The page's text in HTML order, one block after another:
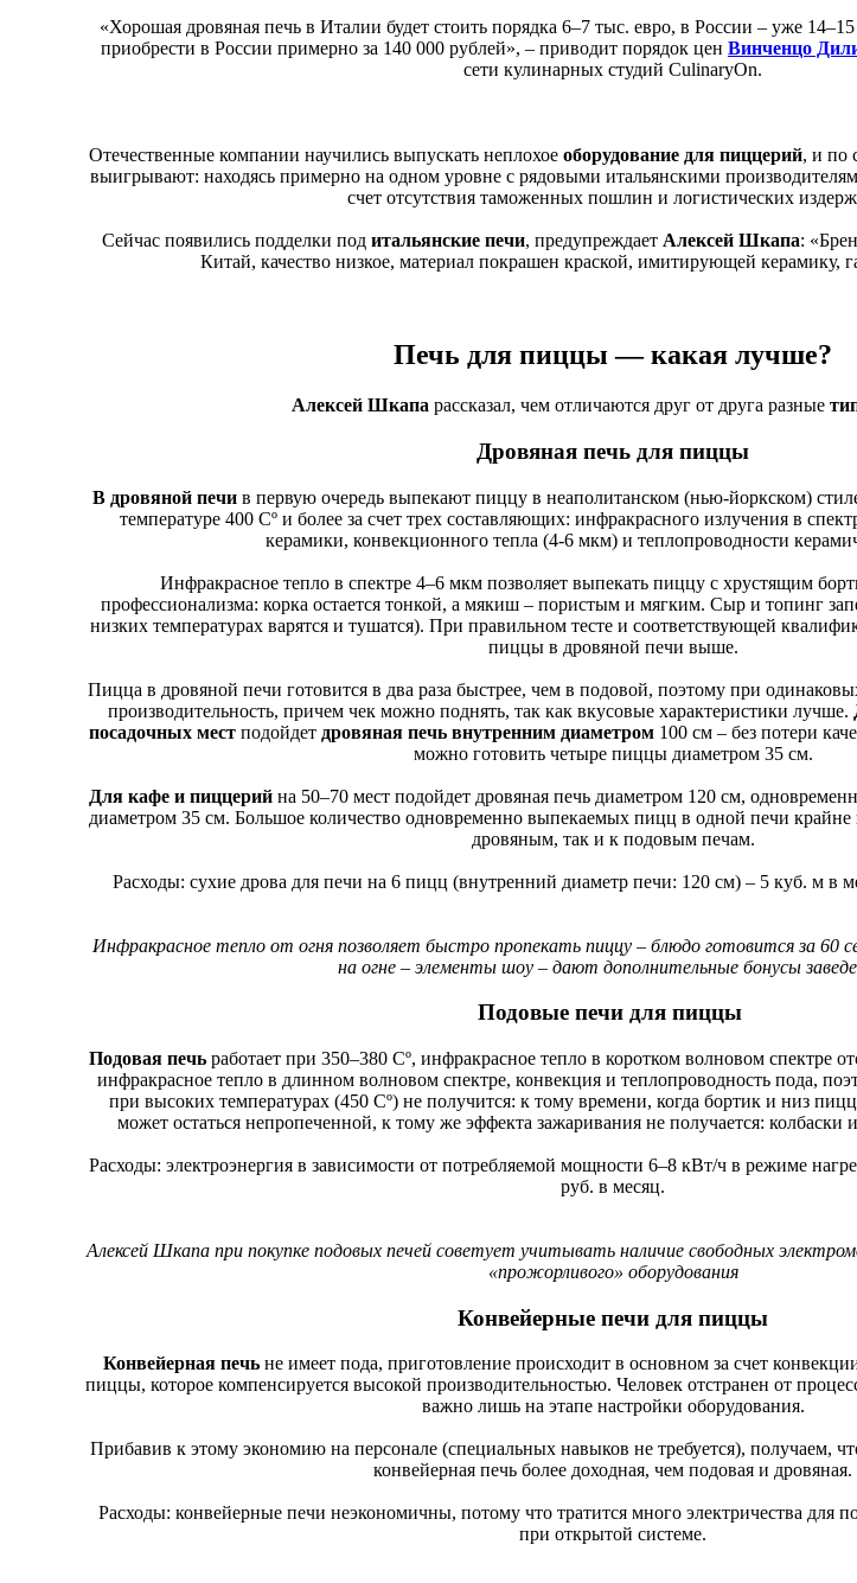
«Хорошая дровяная печь в Италии будет стоить порядка 6–7 тыс. евро, в России – уже
приобрести в России примерно за 140 000 рублей», – приводит порядок цен Винченцо
сети кулинарных студий CulinaryOn.
Отечественные компании научились выпускать неплохое оборудование для пиццерий, и по
выигрывают: находясь примерно на одном уровне с рядовыми итальянскими
счет отсутствия таможенных пошлин и логистических
Сейчас появились подделки под итальянские печи, предупреждает Алексей Шкапа:
Китай, качество низкое, материал покрашен краской, имитирующей керамику,
Печь для пиццы — какая лучше?
Алексей Шкапа рассказал, чем отличаются друг от друга разные
Дровяная печь для пиццы
В дровяной печи в первую очередь выпекают пиццу в неаполитанском (нью-йоркском)
температуре 400 Cº и более за счет трех составляющих: инфракрасного излучения в
керамики, конвекционного тепла (4-6 мкм) и теплопроводности
Инфракрасное тепло в спектре 4–6 мкм позволяет выпекать пиццу с хрустящим
профессионализма: корка остается тонкой, а мякиш – пористым и мягким. Сыр и топинг
низких температурах варятся и тушатся). При правильном тесте и соответствующей
пиццы в дровяной печи выше.
Пицца в дровяной печи готовится в два раза быстрее, чем в подовой, поэтому при
производительность, причем чек можно поднять, так как вкусовые характеристики лучше.
посадочных местподойдет дровяная печь внутренним диаметром 100 см – без потери
можно готовить четыре пиццы диаметром 35 см.
Для кафе и пиццерий на 50–70 мест подойдет дровяная печь диаметром 120 см,
диаметром 35 см. Большое количество одновременно выпекаемых пицц в одной печи крайне
дровяным, так и к подовым печам.
Расходы: сухие дрова для печи на 6 пицц (внутренний диаметр печи: 120 см) – 5 куб. м в
Инфракрасное тепло от огня позволяет быстро пропекать пиццу – блюдо готовится за 60
на огне – элементы шоу – дают дополнительные бонусы
Подовые печи для пиццы
Подовая печь работает при 350–380 Cº, инфракрасное тепло в коротком волновом спектре
инфракрасное тепло в длинном волновом спектре, конвекция и теплопроводность пода,
при высоких температурах (450 Cº) не получится: к тому времени, когда бортик и низ
может остаться непропеченной, к тому же эффекта зажаривания не получается: колбаски
Расходы: электроэнергия в зависимости от потребляемой мощности 6–8 кВт/ч в режиме
руб. в месяц.
Алексей Шкапа при покупке подовых печей советует учитывать наличие свободных
«прожорливого» оборудования
Конвейерные печи для пиццы
Конвейерная печь не имеет пода, приготовление происходит в основном за счет
пиццы, которое компенсируется высокой производительностью. Человек отстранен от
важно лишь на этапе настройки оборудования.
Прибавив к этому экономию на персонале (специальных навыков не требуется), получаем,
конвейерная печь более доходная, чем подовая и дровяная.
Расходы: конвейерные печи неэкономичны, потому что тратится много электричества для
при открытой системе.